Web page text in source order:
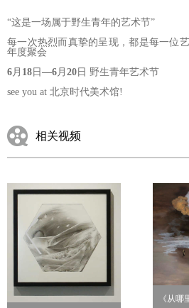
“这是一场属于野生青年的艺术节”
每一次热烈而真挚的呈现，都是每一位
年度聚会
6月 18 日 —6月 20 日 野生青年艺术节
see you at 北京时代美术馆!
相关视频
《从哪